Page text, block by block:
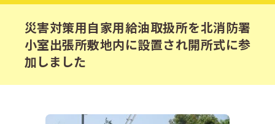
災害対策用自家用給油取扱所を北消防署
小室出張所敷地内に設置され開所式に参
加しました